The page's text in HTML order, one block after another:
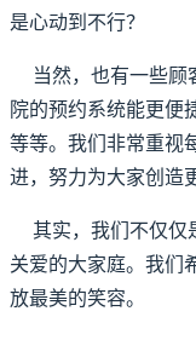
是心动到不行？
当然，也有一些顾
院的预约系统能更便
等等。我们非常重视
进，努力为大家创造
其实，我们不仅仅
关爱的大家庭。我们
放最美的笑容。